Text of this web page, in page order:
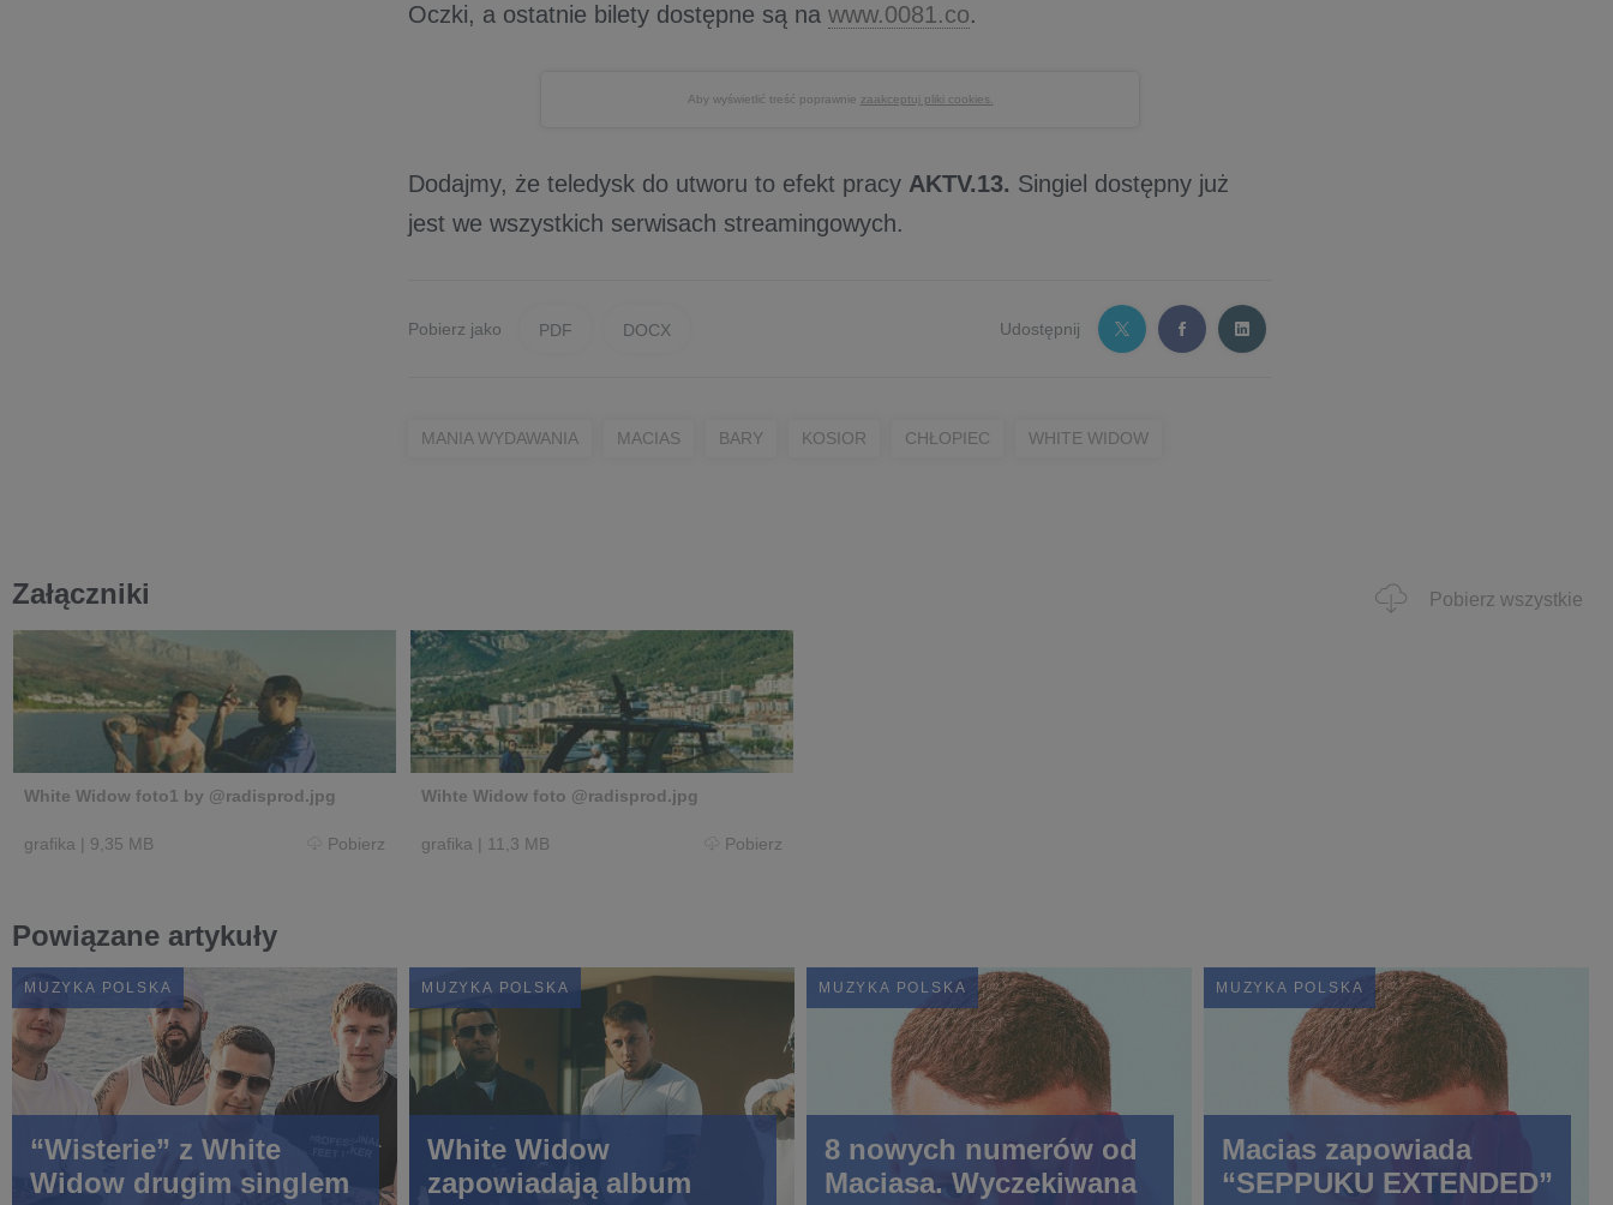
Oczki, a ostatnie bilety dostępne są na www.0081.co.
Aby wyświetlić treść poprawnie zaakceptuj pliki cookies.
Dodajmy, że teledysk do utworu to efekt pracy AKTV.13. Singiel dostępny już
jest we wszystkich serwisach streamingowych.
Pobierz jako PDF DOCX Udostępnij
MANIA WYDAWANIA MACIAS BARY KOSIOR CHŁOPIEC WHITE WIDOW
Załączniki Pobierz wszystkie
White Widow foto1 by @radisprod.jpg
grafika | 9,35 MB Pobierz
Wihte Widow foto @radisprod.jpg
grafika | 11,3 MB Pobierz
Powiązane artykuły
MUZYKA POLSKA
“Wisterie” z White
Widow drugim singlem
MUZYKA POLSKA
White Widow
zapowiadają album
MUZYKA POLSKA
8 nowych numerów od
Maciasa. Wyczekiwana
MUZYKA POLSKA
Macias zapowiada
“SEPPUKU EXTENDED”